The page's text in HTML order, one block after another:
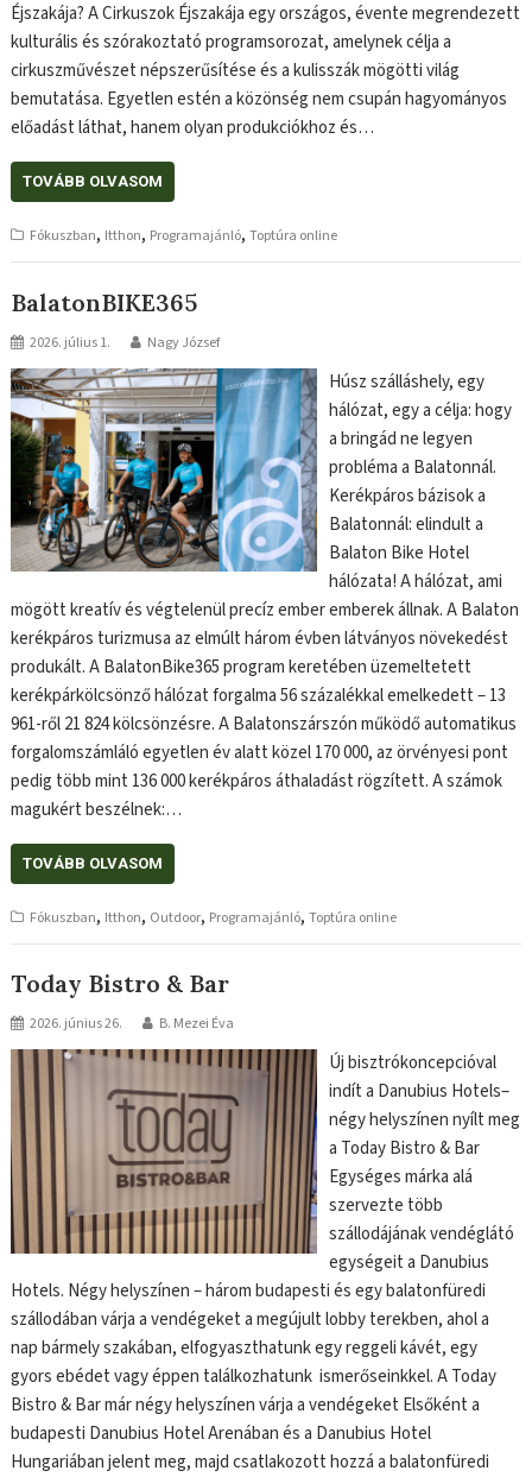
Éjszakája? A Cirkuszok Éjszakája egy országos, évente megrendezett
kulturális és szórakoztató programsorozat, amelynek célja a
cirkuszművészet népszerűsítése és a kulisszák mögötti világ
bemutatása. Egyetlen estén a közönség nem csupán hagyományos
előadást láthat, hanem olyan produkciókhoz és…
TOVÁBB OLVASOM
Fókuszban, Itthon, Programajánló,Toptúra online
BalatonBIKE365
2026. július 1. Nagy József
Húsz szálláshely, egy
hálózat, egy a célja: hogy
a bringád ne legyen
probléma a Balatonnál.
Kerékpáros bázisok a
Balatonnál: elindult a
Balaton Bike Hotel
hálózata! A hálózat, ami
mögött kreatív és végtelenül precíz ember emberek állnak. A Balaton
kerékpáros turizmusa az elmúlt három évben látványos növekedést
produkált. A BalatonBike365 program keretében üzemeltetett
kerékpárkölcsönző hálózat forgalma 56 százalékkal emelkedett – 13
961-ről 21 824 kölcsönzésre. A Balatonszárszón működő automatikus
forgalomszámláló egyetlen év alatt közel 170 000, az örvényesi pont
pedig több mint 136 000 kerékpáros áthaladást rögzített. A számok
magukért beszélnek:…
TOVÁBB OLVASOM
Fókuszban, Itthon, Outdoor, Programajánló,Toptúra online
Today Bistro & Bar
2026. június 26. B. Mezei Éva
Új bisztrókoncepcióval
indít a Danubius Hotels–
négy helyszínen nyílt meg
a Today Bistro & Bar
Egységes márka alá
szervezte több
szállodájának vendéglátó
egységeit a Danubius
Hotels. Négy helyszínen – három budapesti és egy balatonfüredi
szállodában várja a vendégeket a megújult lobby terekben, ahol a
nap bármely szakában, elfogyaszthatunk egy reggeli kávét, egy
gyors ebédet vagy éppen találkozhatunk ismerőseinkkel. A Today
Bistro & Bar már négy helyszínen várja a vendégeket Elsőként a
budapesti Danubius Hotel Arenában és a Danubius Hotel
Hungariában jelent meg, majd csatlakozott hozzá a balatonfüredi